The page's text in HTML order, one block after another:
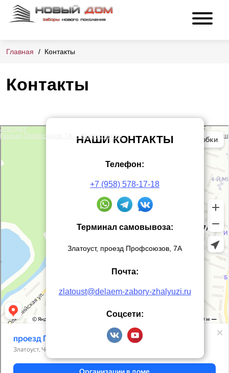
Главная Контакты
Контакты
НАШИ КОНТАКТЫ
Телефон:
+7 (958) 578-17-18
Терминал самовывоза:
Златоуст, проезд Профсоюзов, 7А
Почта:
zlatoust@delaem-zabory-zhalyuzi.ru
Соцсети:
Златоуст
Проезд Профсоюзов, 7А — Яндекс Карты